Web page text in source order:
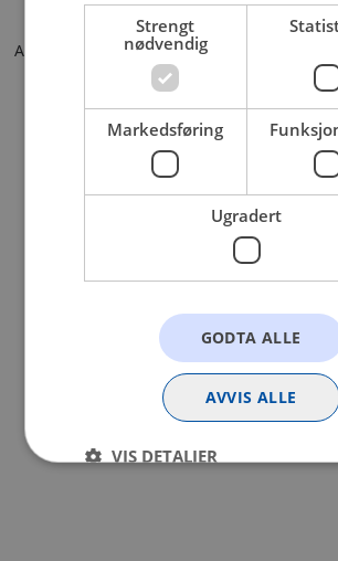
Application error: a client-side exception
browser console for more
Strengt
nødvendig
Markedsføring
Ugradert
GODTA ALLE
AVVIS ALLE
VIS DETALJER